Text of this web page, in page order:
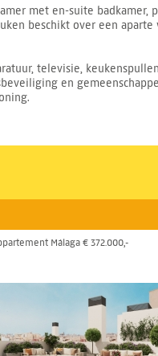
met en-suite badkamer,
beschikt over een
televisie,
en
Málaga € 372.000,-